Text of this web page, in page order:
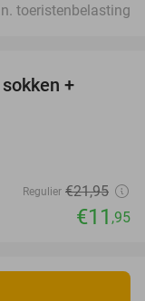
toeristenbelasting
+
Regulier €21,95
€11 ,95